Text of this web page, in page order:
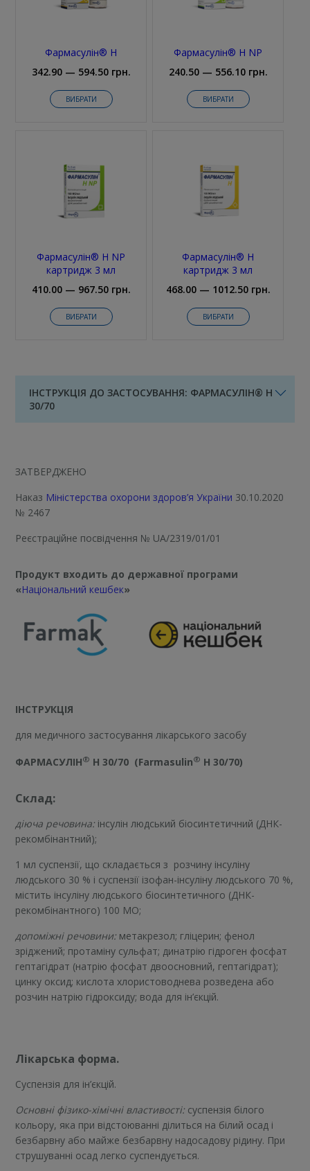
Фармасулін® Н
342.90 — 594.50 грн.
ВИБРАТИ
Фармасулін® Н NP
240.50 — 556.10 грн.
ВИБРАТИ
Фармасулін® Н NP
картридж 3 мл
410.00 — 967.50 грн.
ВИБРАТИ
Фармасулін® Н
картридж 3 мл
468.00 — 1012.50 грн.
ВИБРАТИ
ІНСТРУКЦІЯ ДО ЗАСТОСУВАННЯ: ФАРМАСУЛІН® Н
30/70
ЗАТВЕРДЖЕНО
Наказ Міністерства охорони здоров’я України 30.10.2020
№ 2467
Реєстраційне посвідчення № UA/2319/01/01
Продукт входить до державної програми
«Національний кешбек»
ІНСТРУКЦІЯ
для медичного застосування лікарського засобу
ФАРМАСУЛІН® Н 30/70 (Farmasulin® H30/70)
Склад:
діюча речовина: інсулін людський біосинтетичний (ДНК-
рекомбінантний);
1 мл суспензії, що складається з розчину інсуліну
людського 30 % і суспензії ізофан-інсуліну людського 70 %,
містить інсуліну людського біосинтетичного (ДНК-
рекомбінантного) 100 МО;
допоміжні речовини: метакрезол; гліцерин; фенол
зріджений; протаміну сульфат; динатрію гідроген фосфат
гептагідрат (натрію фосфат двоосновний, гептагідрат);
цинку оксид; кислота хлористоводнева розведена або
розчин натрію гідроксиду; вода для ін’єкцій.
Лікарська форма.
Суспензія для ін’єкцій.
Основні фізико-хімічні властивості: суспензія білого
кольору, яка при відстоюванні ділиться на білий осад і
безбарвну або майже безбарвну надосадову рідину. При
струшуванні осад легко суспендується.